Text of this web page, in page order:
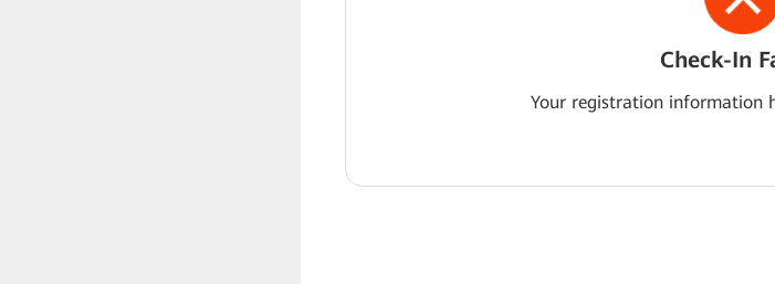
Check-In
Your registration information